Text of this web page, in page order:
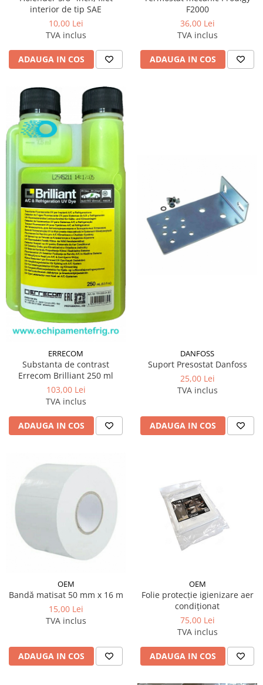
interior de tip SAE
10,00 Lei
TVA inclus
ADAUGA IN COS
F2000
36,00 Lei
TVA inclus
ADAUGA IN COS
ERRECOM
Substanta de contrast
Errecom Brilliant 250 ml
103,00 Lei
TVA inclus
ADAUGA IN COS
DANFOSS
Suport Presostat Danfoss
25,00 Lei
TVA inclus
ADAUGA IN COS
OEM
Bandă matisat 50 mm x 16 m
15,00 Lei
TVA inclus
ADAUGA IN COS
OEM
Folie protecție igienizare aer
condiționat
75,00 Lei
TVA inclus
ADAUGA IN COS